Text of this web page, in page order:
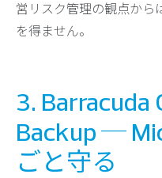
営リスク管理の観点から
を得ません。
3.
Backup ─
ごと守る